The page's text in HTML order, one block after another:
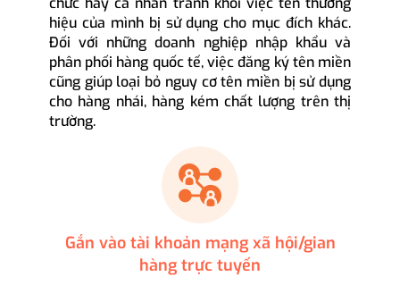
hiệu của mình bị sử dụng cho mục đích khác.
Đối với những doanh nghiệp nhập khẩu và
phân phối hàng quốc tế, việc đăng ký tên miền
cũng giúp loại bỏ nguy cơ tên miền bị sử dụng
cho hàng nhái, hàng kém chất lượng trên thị
trường.
Gắn vào tài khoản mạng xã hội/gian
hàng trực tuyến